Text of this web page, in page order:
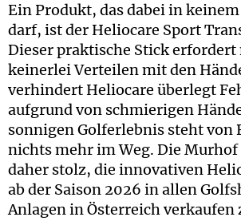
Ein Produkt, das dabei in
darf, ist der Heliocare Sport
Dieser praktische Stick
keinerlei Verteilen mit den
verhindert Heliocare überlegt
aufgrund von schmierigen
sonnigen Golferlebnis steht von
nichts mehr im Weg. Die Murhof
daher stolz, die innovativen
ab der Saison 2026 in allen
Anlagen in Österreich verkaufen